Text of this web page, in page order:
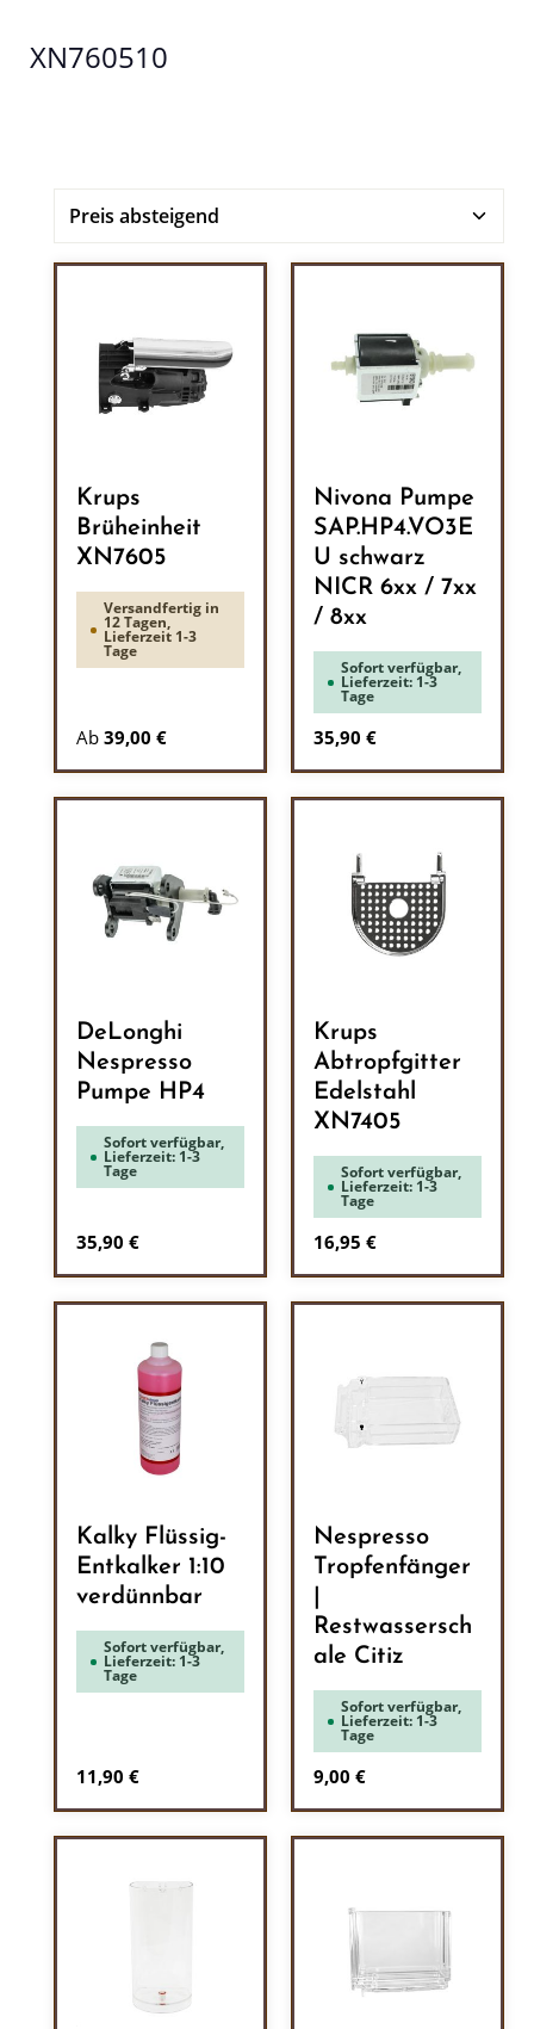
XN760510
Krups
Brüheinheit
XN7605
Versandfertig in
12 Tagen,
Lieferzeit 1-3
Tage
Ab 39,00 €
Nivona Pumpe
SAP.HP4.VO3E
U schwarz
NICR 6xx / 7xx
/ 8xx
Sofort verfügbar,
Lieferzeit: 1-3
Tage
Regulärer Preis:
35,90 €
DeLonghi
Nespresso
Pumpe HP4
Sofort verfügbar,
Lieferzeit: 1-3
Tage
Regulärer Preis:
35,90 €
Krups
Abtropfgitter
Edelstahl
XN7405
Sofort verfügbar,
Lieferzeit: 1-3
Tage
Regulärer Preis:
16,95 €
Kalky Flüssig-
Entkalker 1:10
verdünnbar
Sofort verfügbar,
Lieferzeit: 1-3
Tage
Regulärer Preis:
11,90 €
Nespresso
Tropfenfänger
Restwassersch
ale Citiz
Sofort verfügbar,
Lieferzeit: 1-3
Tage
Regulärer Preis:
9,00 €